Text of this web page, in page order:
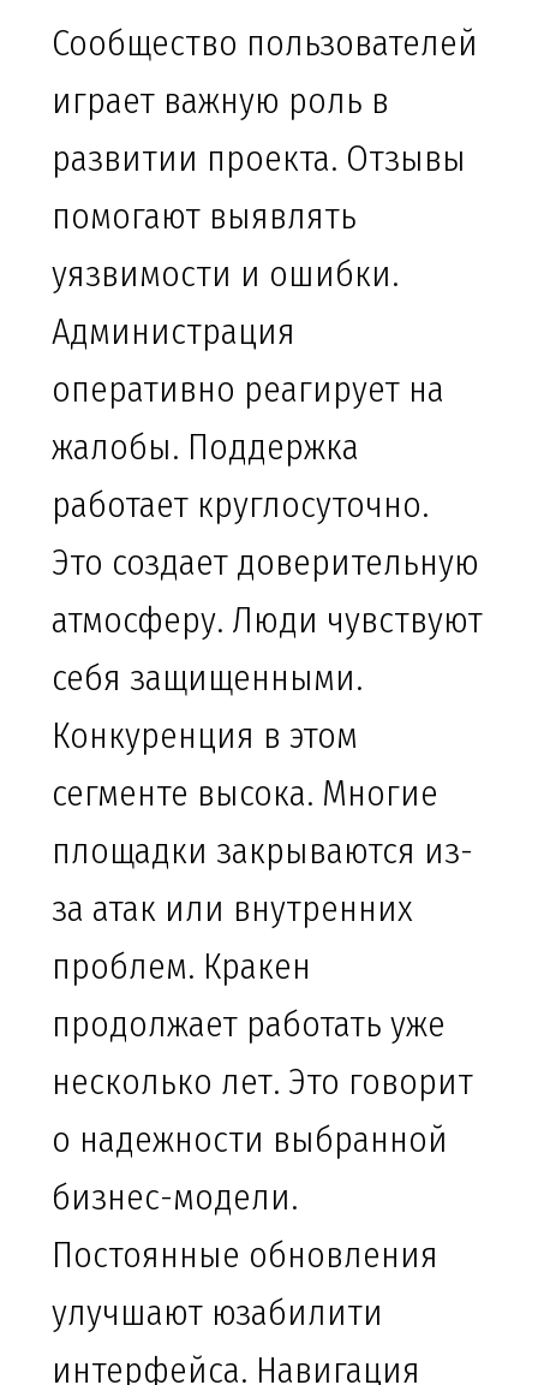
Сообщество пользователей
играет важную роль в
развитии проекта. Отзывы
помогают выявлять
уязвимости и ошибки.
Администрация
оперативно реагирует на
жалобы. Поддержка
работает круглосуточно.
Это создает доверительную
атмосферу. Люди чувствуют
себя защищенными.
Конкуренция в этом
сегменте высока. Многие
площадки закрываются из-
за атак или внутренних
проблем. Кракен
продолжает работать уже
несколько лет. Это говорит
о надежности выбранной
бизнес-модели.
Постоянные обновления
улучшают юзабилити
интерфейса. Навигация